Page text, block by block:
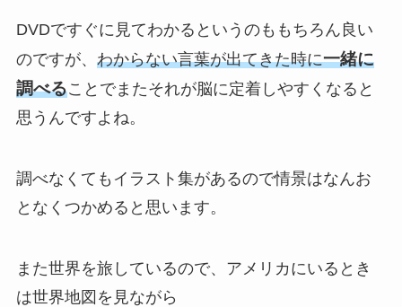
DVDですぐに見てわかるというのももちろん良い
のですが、 わからない言葉が出てきた時に一緒に
調べることでまたそれが脳に定着しやすくなると
思うんですよね。
調べなくてもイラスト集があるので情景はなんお
となくつかめると思います。
また世界を旅しているので、アメリカにいるとき
は世界地図を見ながら